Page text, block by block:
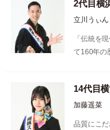
2代目横
立川うぃん
「伝統を
て160年
14代目
加藤遥菜
品質にこ